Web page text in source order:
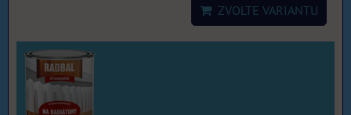
ZVOLTE VARIANTU